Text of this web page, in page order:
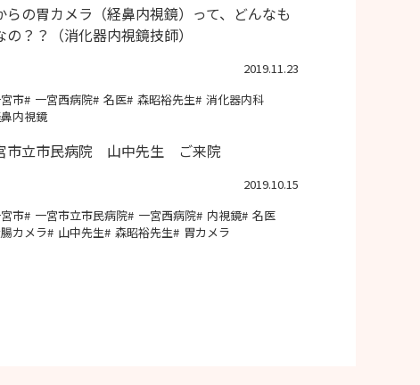
らの胃カメラ（経鼻内視鏡）って、どんなも
の？？（消化器内視鏡技師）
2019.11.23
市
一宮西病院 名医 森昭裕先生
消化器内科
内視鏡
市立市民病院 山中先生 ご来院
2019.10.15
市
一宮市立市民病院 一宮西病院 内視鏡
名医
カメラ
山中先生 森昭裕先生 胃カメラ